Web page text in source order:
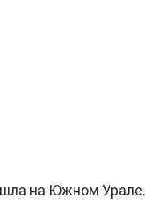
на Южном Урале.